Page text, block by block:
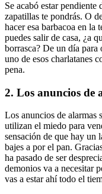
Se acabó estar pendiente
zapatillas te pondrás. O
hacer esa barbacoa en la
puedes salir de casa, ¿a
borrasca? De un día
uno de esos charlatanes
pena.
2. Los anuncios de
Los anuncios de alarmas
utilizan el miedo para
sensación de que hay un
bajes a por el pan.
ha pasado de ser
demonios va a necesitar
vas a estar ahí todo el